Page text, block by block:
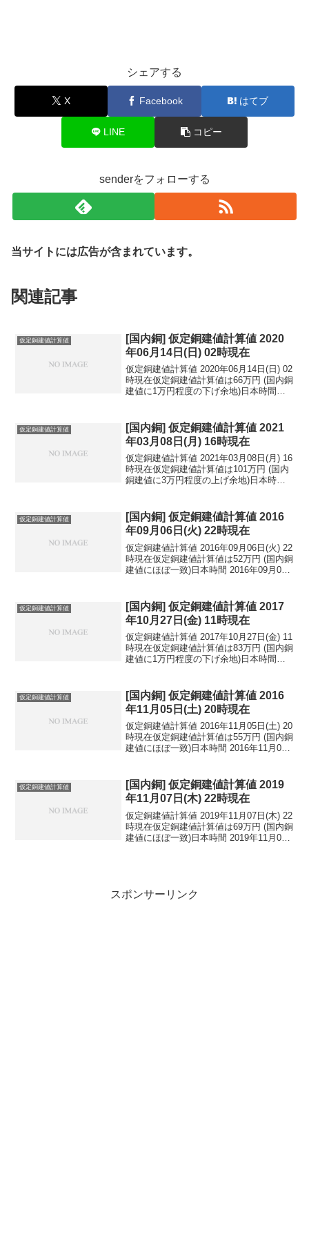
シェアする
X Facebook はてブ
LINE コピー
senderをフォローする
当サイトには広告が含まれています。
関連記事
仮定銅建値計算値
[国内銅] 仮定銅建値計算値 2020
年06月14日(日) 02時現在
仮定銅建値計算値 2020年06月14日(日) 02
時現在仮定銅建値計算値は66万円 (国内銅
建値に1万円程度の下げ余地)日本時間
民元：1...
仮定銅建値計算値
[国内銅] 仮定銅建値計算値 2021
年03月08日(月) 16時現在
仮定銅建値計算値 2021年03月08日(月) 16
時現在仮定銅建値計算値は101万円 (国内
銅建値に3万円程度の上げ余地)日本時間
民元：...
仮定銅建値計算値
[国内銅] 仮定銅建値計算値 2016
年09月06日(火) 22時現在
仮定銅建値計算値 2016年09月06日(火) 22
時現在仮定銅建値計算値は52万円 (国内銅
建値にほぼ一致)日本時間 2016年09月06
円...
仮定銅建値計算値
[国内銅] 仮定銅建値計算値 2017
年10月27日(金) 11時現在
仮定銅建値計算値 2017年10月27日(金) 11
時現在仮定銅建値計算値は83万円 (国内銅
建値に1万円程度の下げ余地)日本時間
民元：1...
仮定銅建値計算値
[国内銅] 仮定銅建値計算値 2016
年11月05日(土) 20時現在
仮定銅建値計算値 2016年11月05日(土) 20
時現在仮定銅建値計算値は55万円 (国内銅
建値にほぼ一致)日本時間 2016年11月05
円...
仮定銅建値計算値
[国内銅] 仮定銅建値計算値 2019
年11月07日(木) 22時現在
仮定銅建値計算値 2019年11月07日(木) 22
時現在仮定銅建値計算値は69万円 (国内銅
建値にほぼ一致)日本時間 2019年11月07
スポンサーリンク